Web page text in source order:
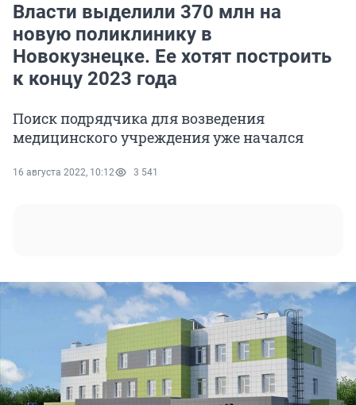
Власти выделили 370 млн на
новую поликлинику в
Новокузнецке. Ее хотят построить
к концу 2023 года
Поиск подрядчика для возведения
медицинского учреждения уже начался
16 августа 2022, 10:12 3 541